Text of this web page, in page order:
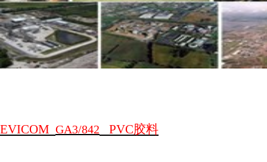
EVICOM GA3/842 PVC胶料